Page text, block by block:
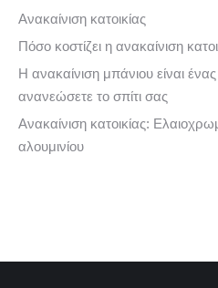
Ανακαίνιση κατοικίας
Πόσο κοστίζει η ανακαίνιση
Η ανακαίνιση μπάνιου είναι
ανανεώσετε το σπίτι σας
Ανακαίνιση κατοικίας:
αλουμινίου